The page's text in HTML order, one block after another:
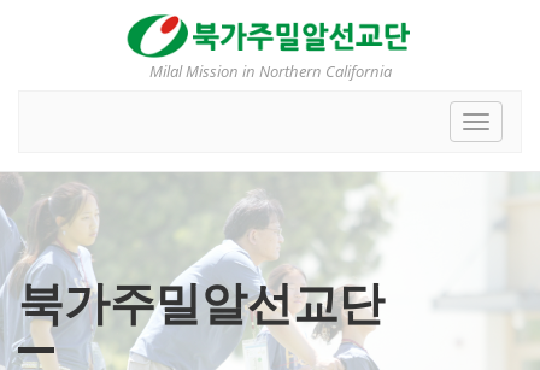
Milal Mission in Northern California
Toggle
북가주밀알선교단